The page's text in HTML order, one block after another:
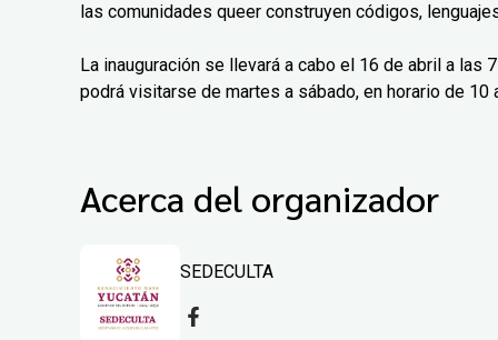
las comunidades queer construyen códigos,
La inauguración se llevará a cabo el 16 de abril a las
podrá visitarse de martes a sábado, en horario de 10
Acerca del organizador
SEDECULTA